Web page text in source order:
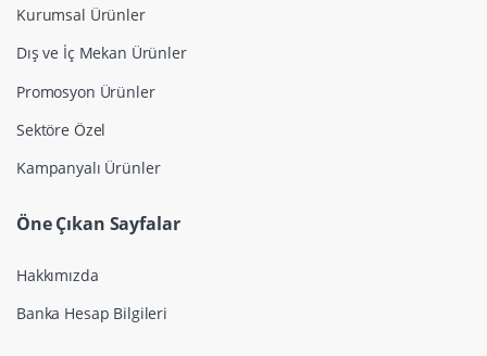
Kurumsal Ürünler
Dış ve İç Mekan Ürünler
Promosyon Ürünler
Sektöre Özel
Kampanyalı Ürünler
Öne Çıkan Sayfalar
Hakkımızda
Banka Hesap Bilgileri